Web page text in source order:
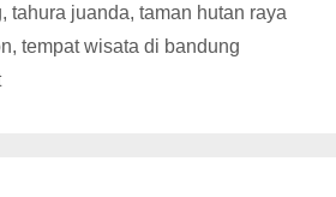
, tahura juanda, taman hutan raya
, tempat wisata di bandung